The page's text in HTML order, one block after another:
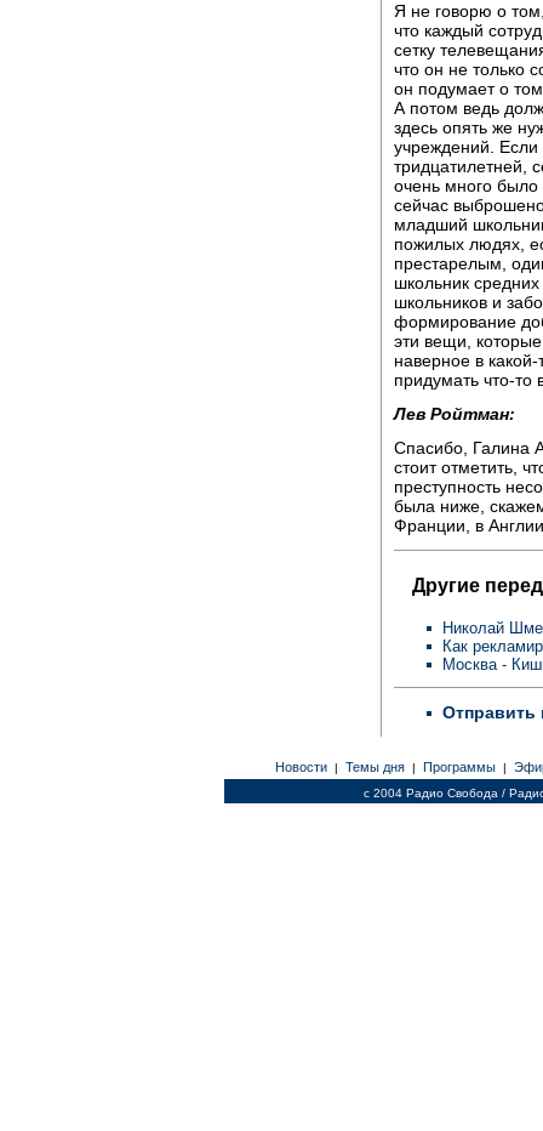
Я не говорю о
что каждый
сетку
что он не только
он подумает о
А потом ведь
здесь опять же
учреждений.
тридцатилетней,
очень много было
сейчас
младший
пожилых людях,
престарелым,
школьник
школьников и
формирование
эти вещи,
наверное в
придумать что-то
Лев Ройтман:
Спасибо, Галина
стоит отметить,
преступность
была ниже,
Франции, в
Другие
Николай
Как
Москва -
Отправить
Новости | Темы дня | Программы |
c 2004 Радио Свобода /